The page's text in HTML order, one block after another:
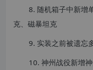
8. 随机箱子中新增
克、磁暴坦克
9. 实装之前被遗忘
10. 神州战役新增